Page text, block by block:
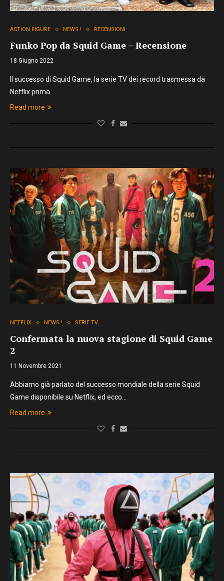
ACTION FIGURE NEWS ! RECENSIONI
Funko Pop da Squid Game – Recensione
18 Giugno 2022
Il successo di Squid Game, la serie TV dei record trasmessa da
Netflix prima…
Read more
NETFLIX NEWS ! SERIE TV
Confermata la nuova stagione di Squid Game
2
11 Novembre 2021
Abbiamo già parlato del successo mondiale della serie Squid
Game disponibile su Netflix, ed ecco…
Read more